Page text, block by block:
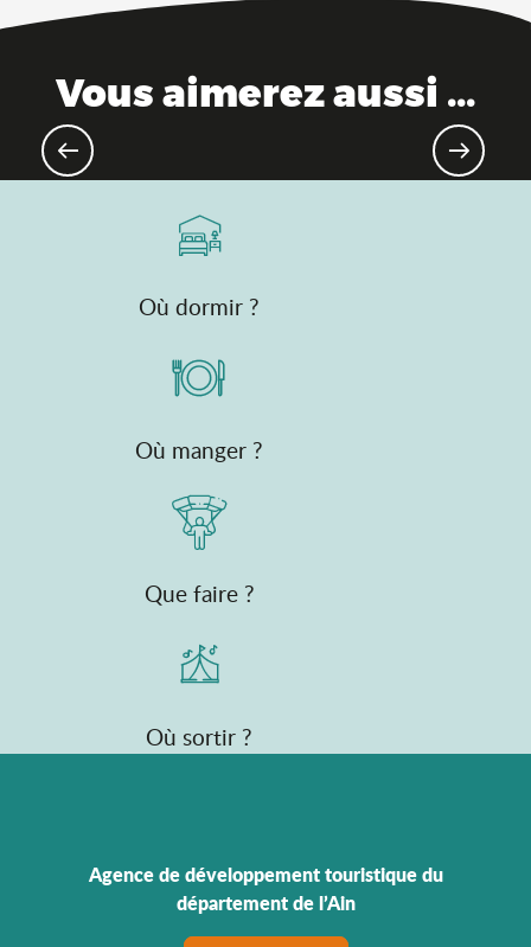
Vous aimerez aussi ...
Le top pour se baigner en pleine
Où dormir ?
Où manger ?
Que faire ?
Où sortir ?
Agence de développement touristique du
département de l’Ain